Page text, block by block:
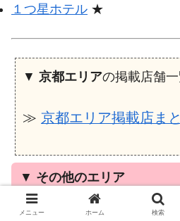
１つ星ホテル ★
▼ 京都エリアの掲載店舗
≫ 京都エリア掲載店ま
▼ その他のエリア
メニュー ホーム 検索